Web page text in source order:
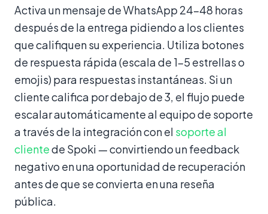
Activa un mensaje de WhatsApp 24–48 horas
después de la entrega pidiendo a los clientes
que califiquen su experiencia. Utiliza botones
de respuesta rápida (escala de 1–5 estrellas o
emojis) para respuestas instantáneas. Si un
cliente califica por debajo de 3, el flujo puede
escalar automáticamente al equipo de soporte
a través de la integración con el soporte al
clientede Spoki — convirtiendo un feedback
negativo en una oportunidad de recuperación
antes de que se convierta en una reseña
pública.